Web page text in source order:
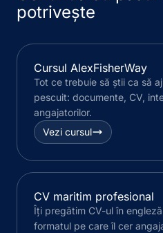
potrivește
Cursul AlexFisherWay
Tot ce trebuie să știi ca să
pescuit: documente, CV,
angajatorilor.
Vezi cursul
CV maritim profesional
Îți pregătim CV-ul în
formatul pe care îl cer